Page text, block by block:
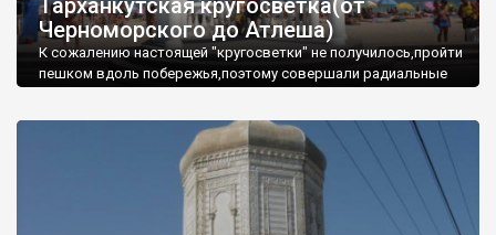
Тарханкутская кругосветка(от
Черноморского до Атлеша)
К сожалению настоящей "кругосветки" не получилось,пройти
пешком вдоль побережья,поэтому совершали радиальные